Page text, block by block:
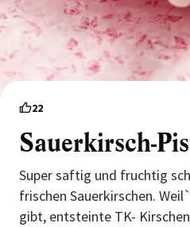
22
Sauerkirsch-
Super saftig und fruchtig
frischen Sauerkirschen.
gibt, entsteinte TK-